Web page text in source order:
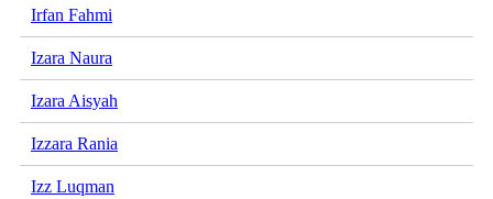
Irfan Fahmi
Izara Naura
Izara Aisyah
Izzara Rania
Izz Luqman